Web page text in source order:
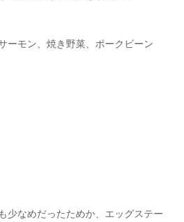
ーモン、焼き野菜、ポークビーン
少なめだったためか、エッグステー